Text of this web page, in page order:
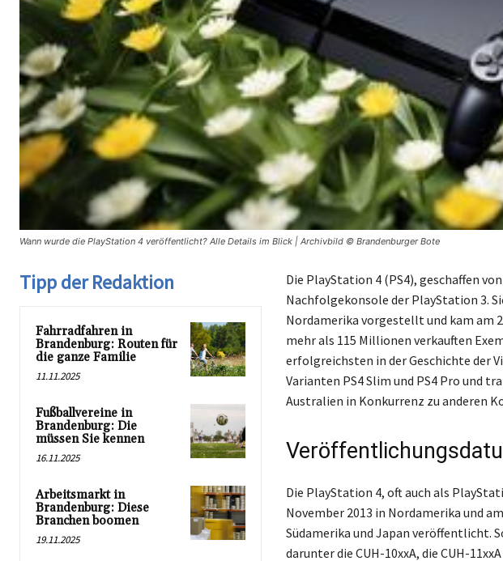
Wann wurde die PlayStation 4 veröffentlicht? Alle Details im Blick | Archivbild © Brandenburger Bote
Tipp der Redaktion
Fahrradfahren in
Brandenburg: Routen für
die ganze Familie
11.11.2025
Fußballvereine in
Brandenburg: Die
müssen Sie kennen
16.11.2025
Arbeitsmarkt in
Brandenburg: Diese
Branchen boomen
19.11.2025
Die PlayStation 4 (PS4), geschaffen
Nachfolgekonsole der PlayStation 3.
Nordamerika vorgestellt und kam am
mehr als 115 Millionen verkauften
erfolgreichsten in der Geschichte der
Varianten PS4 Slim und PS4 Pro und
Australien in Konkurrenz zu anderen
Die PlayStation 4, oft auch als
November 2013 in Nordamerika und
Südamerika und Japan veröffentlicht.
darunter die CUH-10xxA, die CUH-